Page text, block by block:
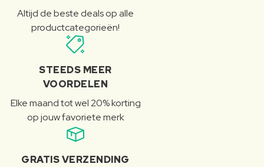
Altijd de beste deals op alle
productcategorieën!
STEEDS MEER
VOORDELEN
Elke maand tot wel 20% korting
op jouw favoriete merk
GRATIS VERZENDING